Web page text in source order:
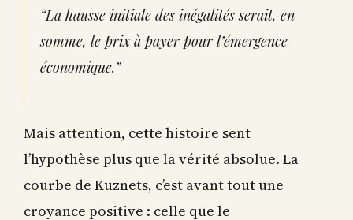
“La hausse initiale des inégalités serait, en
somme, le prix à payer pour l’émergence
économique.”
Mais attention, cette histoire sent
l’hypothèse plus que la vérité absolue. La
courbe de Kuznets, c’est avant tout une
croyance positive : celle que le